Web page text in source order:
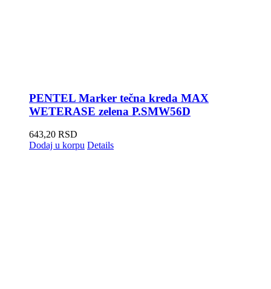
PENTEL Marker tečna kreda MAX
WETERASE zelena P.SMW56D
643,20 RSD
Dodaj u korpu Details